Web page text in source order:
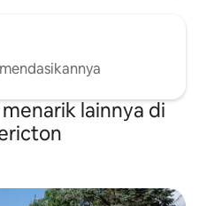
lainnya di